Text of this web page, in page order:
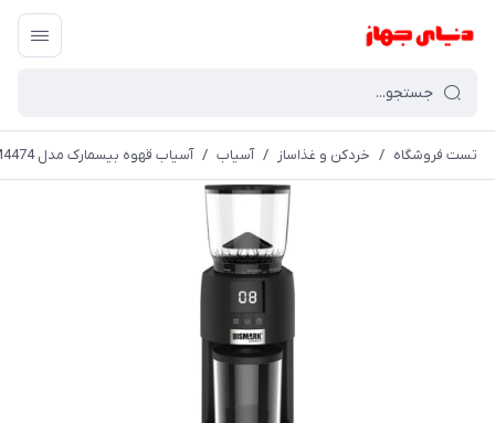
تست فروشگاه / خردکن و غذاساز / آسیاب / آسیاب قهوه بیسمارک مدل BM4474